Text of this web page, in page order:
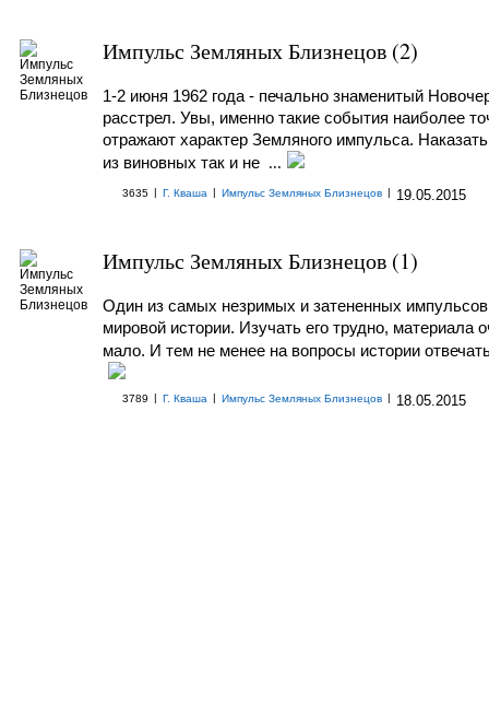
Импульс Земляных Близнецов (2)
1-2 июня 1962 года - печально знаменитый
расстрел. Увы, именно такие события наиболее
отражают характер Земляного импульса. Наказать
из виновных так и не ...
3635 | Г. Кваша | Импульс Земляных Близнецов | 19.05.2015
Импульс Земляных Близнецов (1)
Один из самых незримых и затененных импульсов
мировой истории. Изучать его трудно, материала
мало. И тем не менее на вопросы истории
3789 | Г. Кваша | Импульс Земляных Близнецов | 18.05.2015